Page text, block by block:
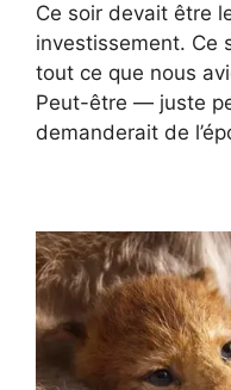
Ce soir devait être
investissement. Ce
tout ce que nous
Peut-être — juste
demanderait de